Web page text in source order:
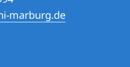
marburg.de